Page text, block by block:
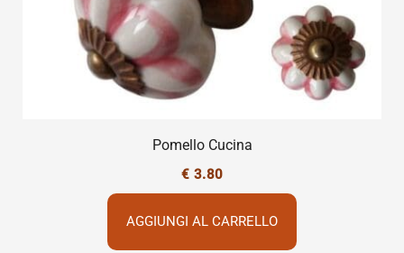
Pomello Cucina
€ 3.80
AGGIUNGI AL CARRELLO